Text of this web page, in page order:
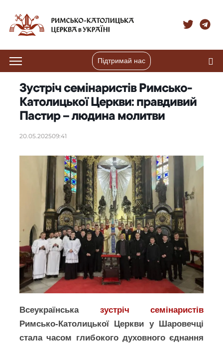
Підтримай нас
Зустріч семінаристів Римсько-
Католицької Церкви: правдивий
Пастир – людина молитви
20.05.202509:41
Всеукраїнська зустріч семінаристів
Римсько-Католицької Церкви у Шаровечці
стала часом глибокого духовного єднання